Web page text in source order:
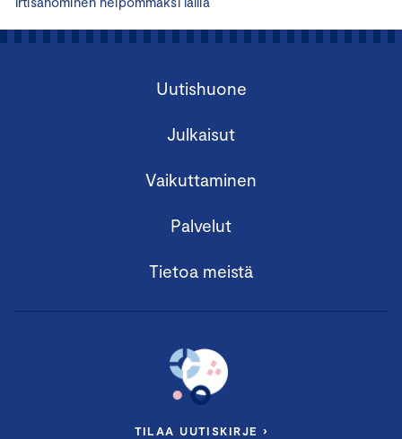
Uutishuone
Julkaisut
Vaikuttaminen
Palvelut
Tietoa meistä
TILAA UUTISKIRJE ›